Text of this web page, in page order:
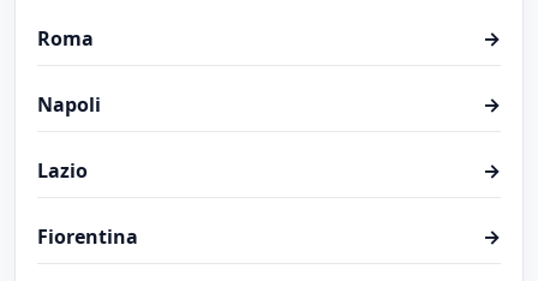
Roma →
Napoli →
Lazio →
Fiorentina →